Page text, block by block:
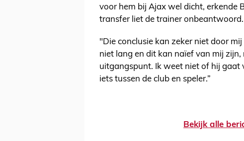
voor hem bij Ajax wel dicht, erkende
transfer liet de trainer onbeantwoord.
"Die conclusie kan zeker niet door
niet lang en dit kan naïef van mij
uitgangspunt. Ik weet niet of hij gaat
iets tussen de club en speler.”
Bekijk alle